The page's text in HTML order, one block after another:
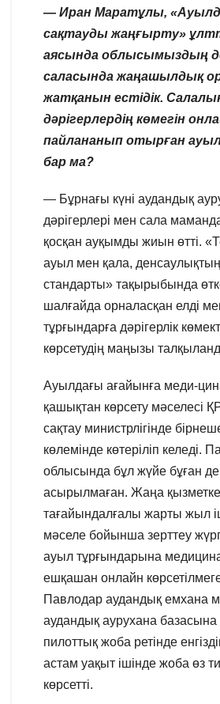
— Иран Маратұлы,
сақтауды жаңғырту»
аясында облысымыздың
саласында жаңашылдық
жатқанын естідік.
дәрігерлердің көмегін
пайлананып отырған
бар ма?
— Бұрнағы күні аудандық
дәрігерлері мен сала
қосқан ауқымды жиын өтті.
ауыл мен қала,
стандарты» тақырыбында
шалғайда орналасқан елді
тұрғындарға дәрігерлік
көрсетудің маңызы
Ауылдағы ағайынға меди-
қашықтан көрсету мәселесі
сақтау министрлігінде
көлемінде көтеріліп келеді.
облысында бұл жүйе бұған
асырылмаған. Жаңа қызметке
тағайындалғалы жарты жыл
мәселе бойынша зерттеу
ауыл тұрғындарына
ешқашан онлайн
Павлодар аудандық емхана
аудандық аурухана базасына
пилоттық жоба ретінде
астам уақыт ішінде жоба өз
көрсетті.